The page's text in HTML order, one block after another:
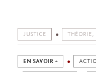
JUSTICE THÉORIE,
EN SAVOIR +